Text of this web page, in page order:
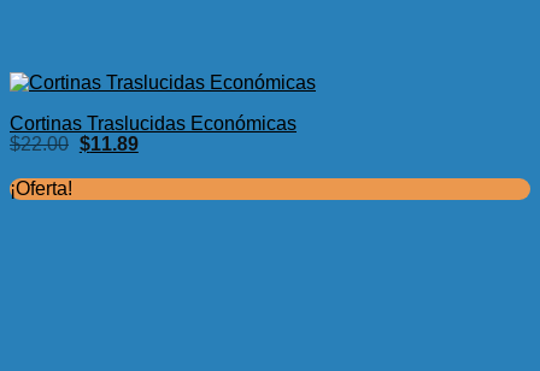
Cortinas Traslucidas Económicas
$22.00 El
original
era:
$11.89El
actual
es:
¡Oferta!